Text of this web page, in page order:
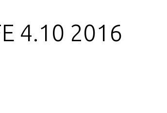
4.10 2016